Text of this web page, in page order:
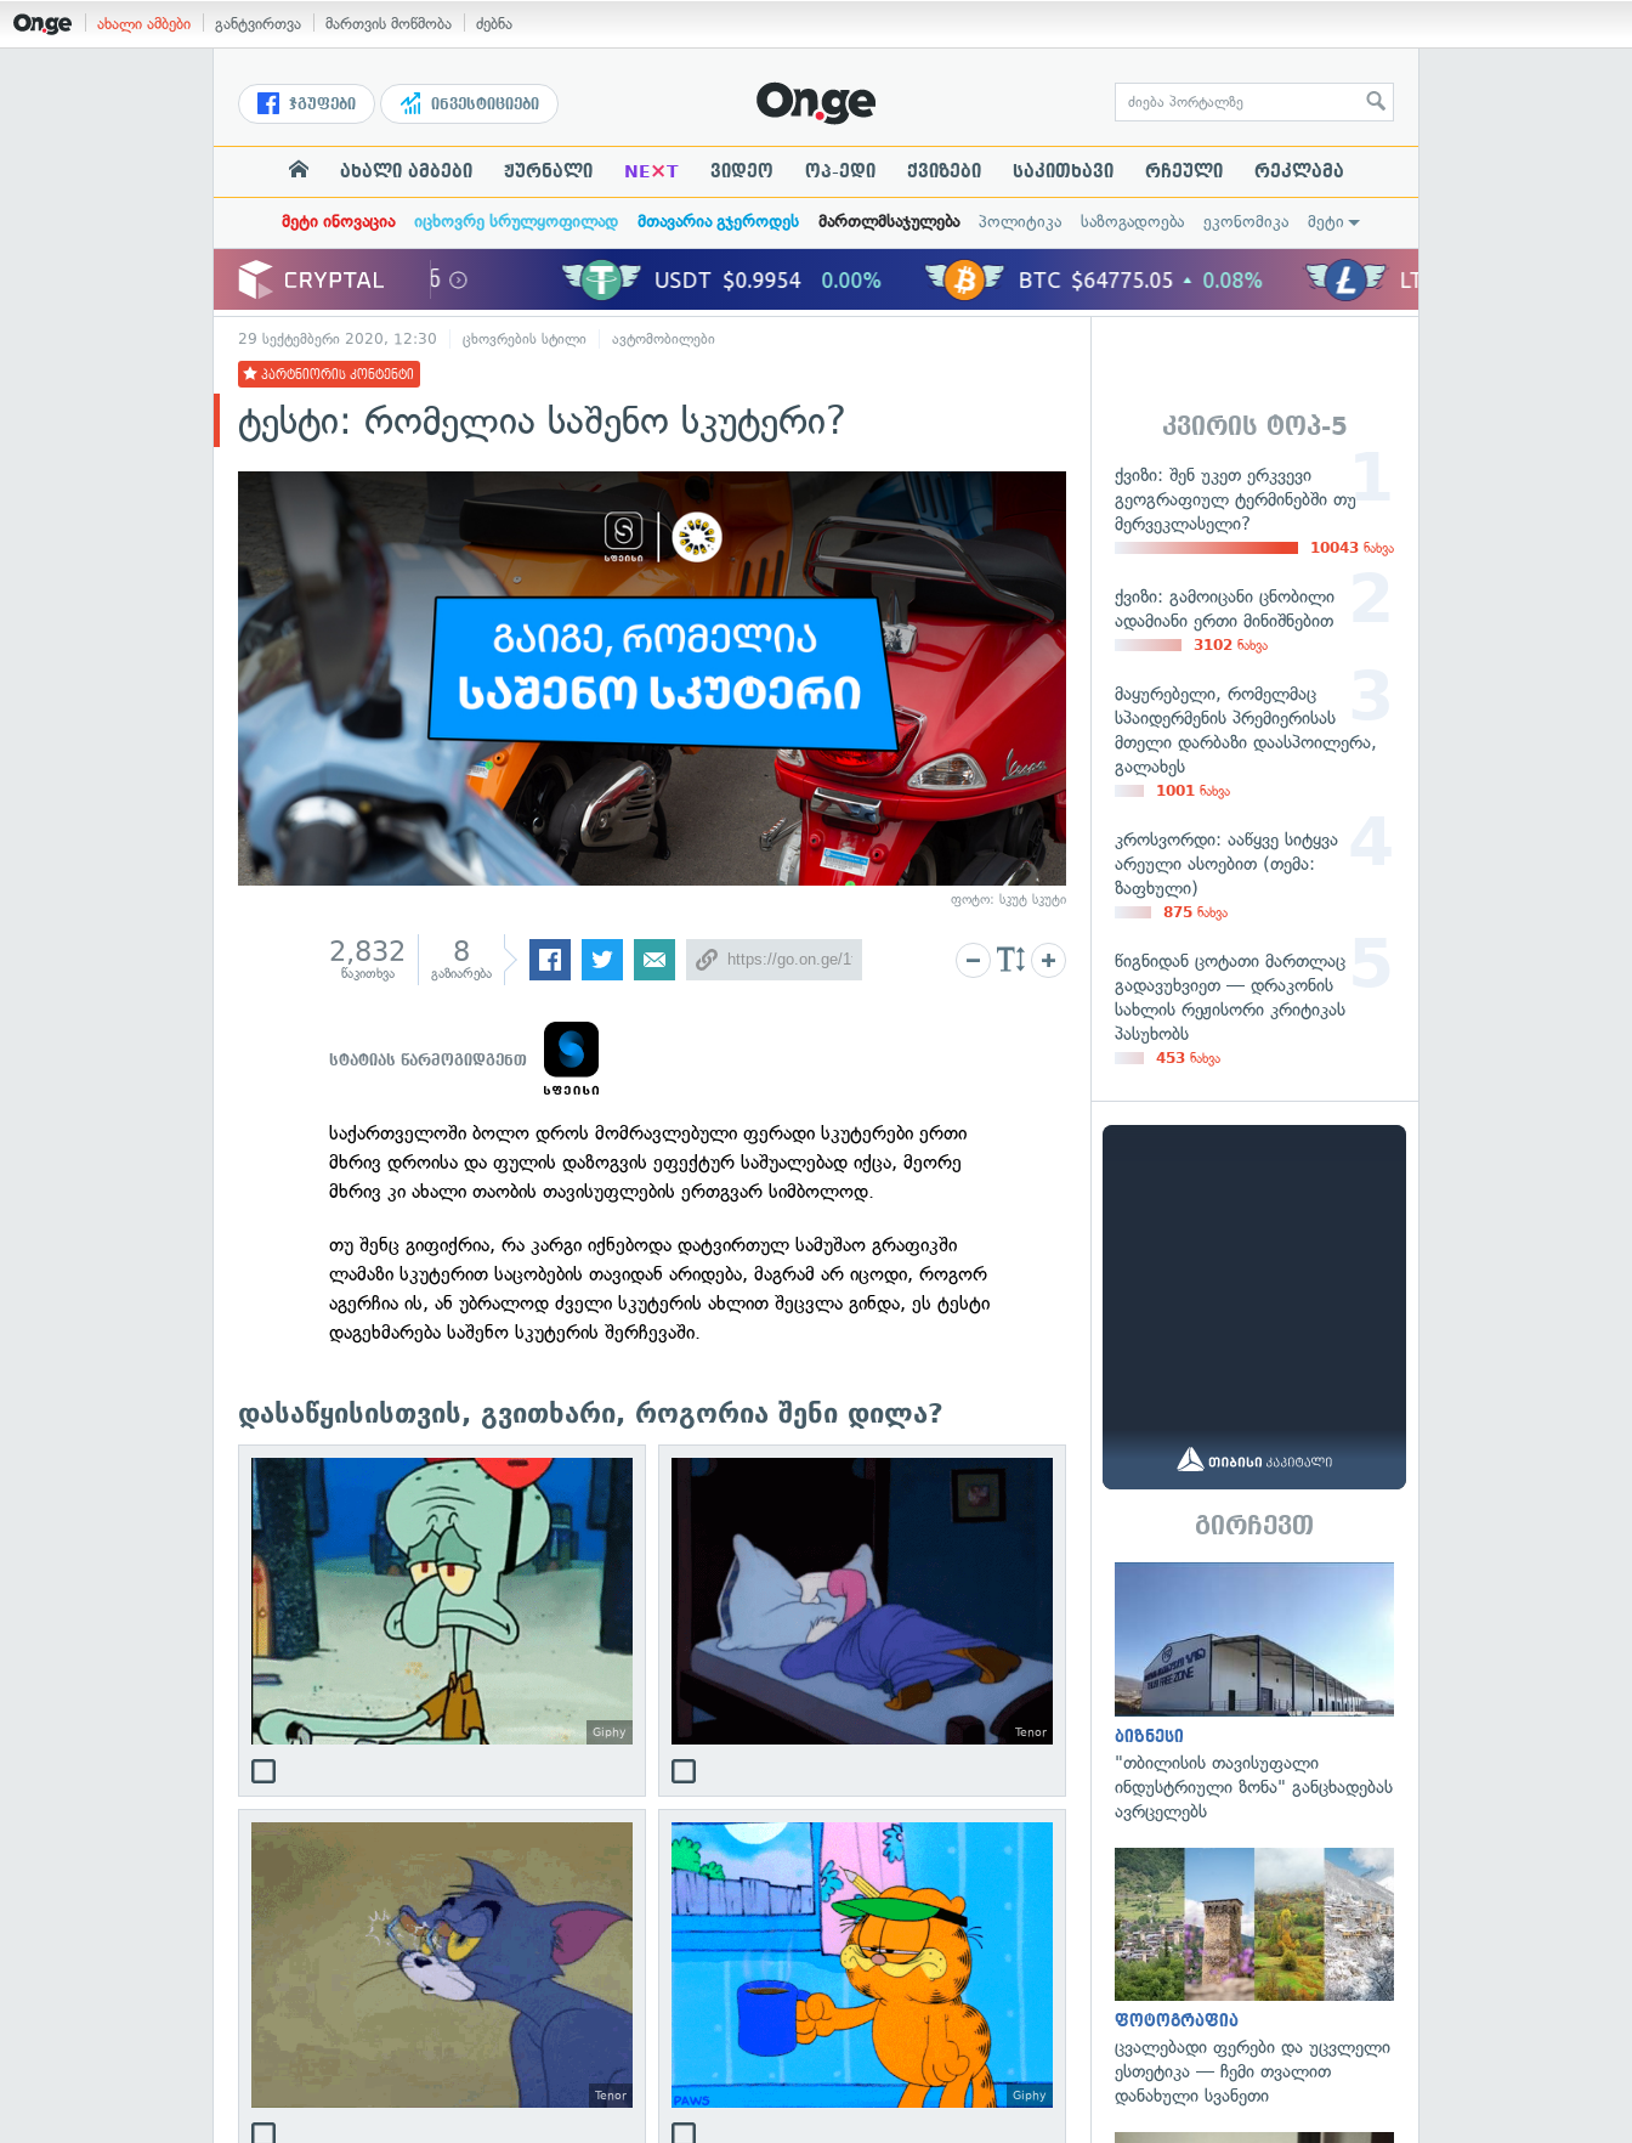
ახალი ამბები განტვირთვა მართვის მოწმობა ძებნა
ჯგუფები ინვესტიციები
ახალი ამბები ჟურნალი NE×T ვიდეო ოპ-ედი ქვიზები საკითხავი რჩეული რეკლამა
მეტი ინოვაცია იცხოვრე სრულყოფილად მთავარია გჯეროდეს მართლმსაჯულება პოლიტიკა საზოგადოება ეკონომიკა მეტი
29 სექტემბერი 2020, 12:30 ცხოვრების სტილი ავტომობილები
პარტნიორის კონტენტი
ტესტი: რომელია საშენო სკუტერი?
ფოტო: სკუტ სკუტი
2,832
წაკითხვა
8
გაზიარება
სტატიას წარმოგიდგენთ
საქართველოში ბოლო დროს მომრავლებული ფერადი სკუტერები ერთი
მხრივ დროისა და ფულის დაზოგვის ეფექტურ საშუალებად იქცა, მეორე
მხრივ კი ახალი თაობის თავისუფლების ერთგვარ სიმბოლოდ.
თუ შენც გიფიქრია, რა კარგი იქნებოდა დატვირთულ სამუშაო გრაფიკში
ლამაზი სკუტერით საცობების თავიდან არიდება, მაგრამ არ იცოდი, როგორ
აგერჩია ის, ან უბრალოდ ძველი სკუტერის ახლით შეცვლა გინდა, ეს ტესტი
დაგეხმარება საშენო სკუტერის შერჩევაში.
დასაწყისისთვის, გვითხარი, როგორია შენი დილა?
Giphy Tenor
Tenor Giphy
კვირის ტოპ-5
ქვიზი: შენ უკეთ ერკვევი
გეოგრაფიულ ტერმინებში თუ
მერვეკლასელი?
10043 ნახვა
ქვიზი: გამოიცანი ცნობილი
ადამიანი ერთი მინიშნებით
3102 ნახვა
მაყურებელი, რომელმაც
სპაიდერმენის პრემიერისას
მთელი დარბაზი დაასპოილერა,
გალახეს
1001 ნახვა
კროსვორდი: ააწყვე სიტყვა
არეული ასოებით (თემა:
ზაფხული)
875 ნახვა
წიგნიდან ცოტათი მართლაც
გადავუხვიეთ — დრაკონის
სახლის რეჟისორი კრიტიკას
პასუხობს
453 ნახვა
გირჩევთ
ბიზნესი
"თბილისის თავისუფალი
ინდუსტრიული ზონა" განცხადებას
ავრცელებს
ფოტოგრაფია
ცვალებადი ფერები და უცვლელი
ესთეტიკა — ჩემი თვალით
დანახული სვანეთი